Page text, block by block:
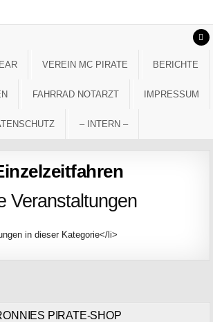
VEREIN MC PIRATE BERICHTE
FAHRRAD NOTARZT IMPRESSUM
– INTERN –
Veranstaltungen
in dieser Kategorie</li>
PIRATE-SHOP